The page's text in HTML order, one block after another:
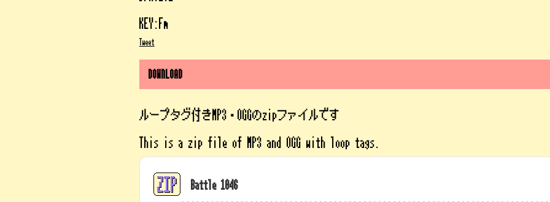
KEY:Fm
Tweet
DOWNLOAD
ループタグ付きMP3・OGGのzipファイルです
This is a zip file of MP3 and OGG with loop tags.
Battle 1046